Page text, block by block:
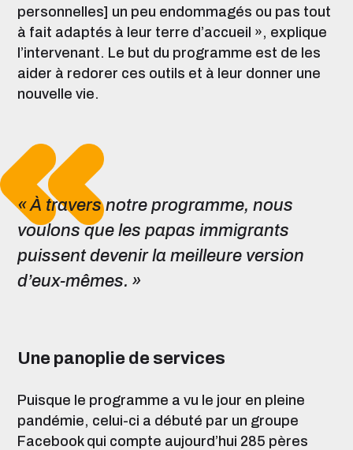
personnelles] un peu endommagés ou pas tout
à fait adaptés à leur terre d’accueil », explique
l’intervenant. Le but du programme est de les
aider à redorer ces outils et à leur donner une
nouvelle vie.
« À travers notre programme, nous
voulons que les papas immigrants
puissent devenir la meilleure version
d’eux-mêmes. »
Une panoplie de services
Puisque le programme a vu le jour en pleine
pandémie, celui-ci a débuté par un groupe
Facebook qui compte aujourd’hui 285 pères